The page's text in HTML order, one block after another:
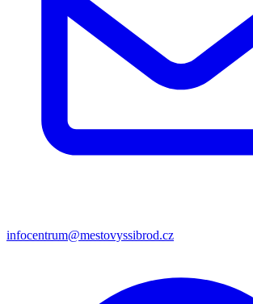
infocentrum@mestovyssibrod.cz